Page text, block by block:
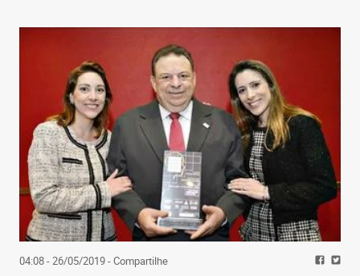
04:08 - 26/05/2019- Compartilhe